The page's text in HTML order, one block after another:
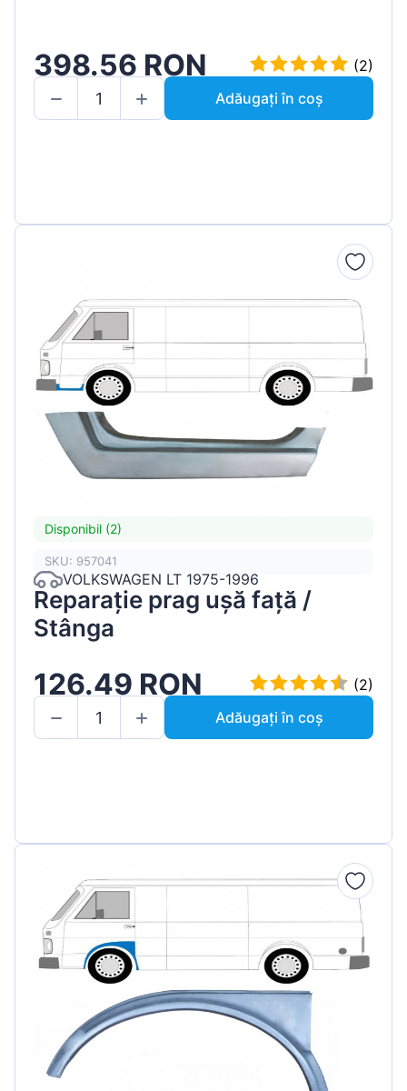
398.56 RON
(2)
Adăugați în coș
Disponibil (2)
SKU: 957041
VOLKSWAGEN LT 1975-1996
Reparație prag ușă față /
Stânga
126.49 RON
(2)
Adăugați în coș